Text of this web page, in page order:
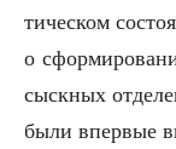
ти­че­ском
о
сыск­ных
были впер­вые